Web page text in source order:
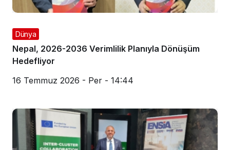
Dünya
Nepal, 2026-2036 Verimlilik Planıyla Dönüşüm
Hedefliyor
16 Temmuz 2026 - Per - 14:44